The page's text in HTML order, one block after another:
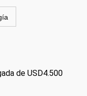
de USD4.500